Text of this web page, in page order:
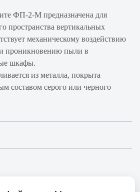
ФП-2-М предназначена для
пространства вертикальных
механическому воздействию
проникновению пыли в
шкафы.
из металла, покрыта
составом серого или черного